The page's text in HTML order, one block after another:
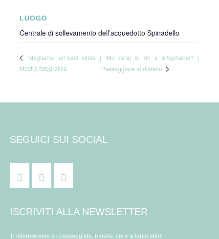
LUOGO
Centrale di sollevamento dell’acquedotto Spinadello
Magliano: un’oasi vitale |
Mostra fotografica
Mo cs’aj ël drì a e’Spinadël? |
Passeggiare in dialetto
SEGUICI SUI SOCIAL
ISCRIVITI ALLA NEWSLETTER
Ti informeremo su passeggiate, mostre, corsi e tanto altro!